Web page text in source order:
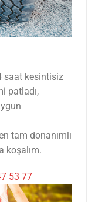
saat kesintisiz
patladı,
tam donanımlı
koşalım.
53 77